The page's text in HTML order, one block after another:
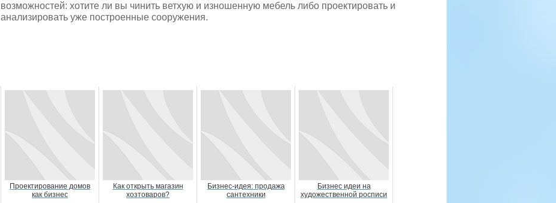
возможностей: хотите ли вы чинить ветхую и изношенную мебель либо проектировать и
анализировать уже построенные сооружения.
Проектирование домов
как бизнес
Как открыть магазин
хозтоваров?
Бизнес-идея: продажа
сантехники
Бизнес идеи на
художественной росписи